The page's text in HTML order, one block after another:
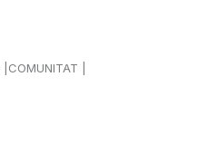
COMUNITAT